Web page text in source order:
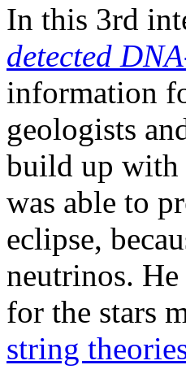
In this 3rd
detected
information
geologists
build up with
was able to
eclipse,
neutrinos.
for the stars
string